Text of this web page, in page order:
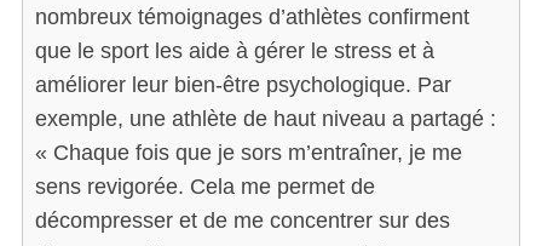
nombreux témoignages d’athlètes confirment
que le sport les aide à gérer le stress et à
améliorer leur bien-être psychologique. Par
exemple, une athlète de haut niveau a partagé :
« Chaque fois que je sors m’entraîner, je me
sens revigorée. Cela me permet de
décompresser et de me concentrer sur des